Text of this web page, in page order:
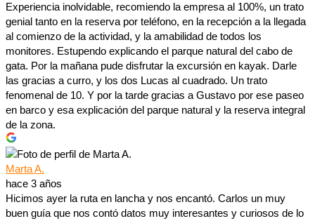
Experiencia inolvidable, recomiendo la empresa al 100%, un trato
genial tanto en la reserva por teléfono, en la recepción a la llegada
al comienzo de la actividad, y la amabilidad de todos los
monitores. Estupendo explicando el parque natural del cabo de
gata. Por la mañana pude disfrutar la excursión en kayak. Darle
las gracias a curro, y los dos Lucas al cuadrado. Un trato
fenomenal de 10. Y por la tarde gracias a Gustavo por ese paseo
en barco y esa explicación del parque natural y la reserva integral
de la zona.
Marta A.
hace 3 años
Hicimos ayer la ruta en lancha y nos encantó. Carlos un muy
buen guía que nos contó datos muy interesantes y curiosos de lo